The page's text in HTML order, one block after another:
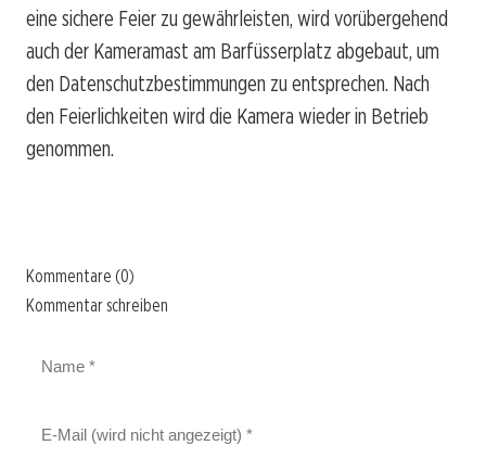
eine sichere Feier zu gewährleisten, wird vorübergehend
auch der Kameramast am Barfüsserplatz abgebaut, um
den Datenschutzbestimmungen zu entsprechen. Nach
den Feierlichkeiten wird die Kamera wieder in Betrieb
genommen.
Kommentare (0)
Kommentar schreiben